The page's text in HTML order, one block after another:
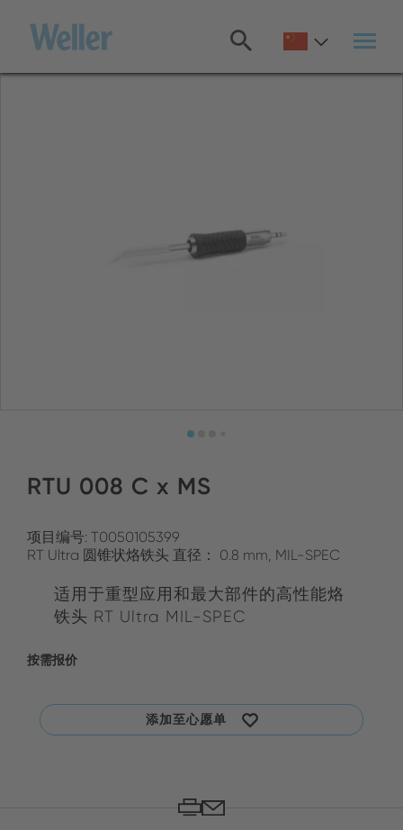
主
RTU 008 C x MS
项目编号: T0050105399
RT Ultra 圆锥状烙铁头 直径： 0.8 mm, MIL-SPEC
适用于重型应用和最大部件的高性能烙
铁头 RT Ultra MIL-SPEC
按需报价
添加至心愿单